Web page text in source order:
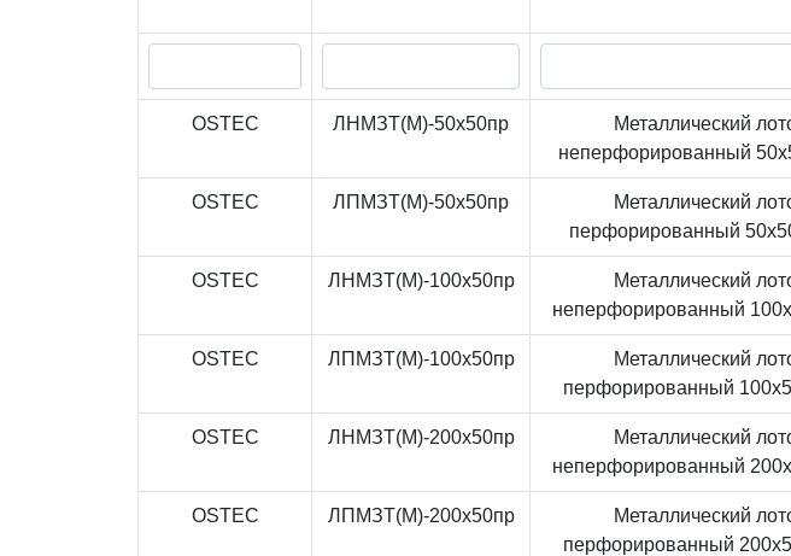
OSTEC ЛНМЗТ(М)-50x50пр
Металлический
неперфорированный
OSTEC ЛПМЗТ(М)-50x50пр
Металлический
перфорированный
OSTEC ЛНМЗТ(М)-100x50пр
Металлический
неперфорированный
OSTEC ЛПМЗТ(М)-100x50пр
Металлический
перфорированный
OSTEC ЛНМЗТ(М)-200x50пр
Металлический
неперфорированный
OSTEC ЛПМЗТ(М)-200x50пр
Металлический
перфорированный